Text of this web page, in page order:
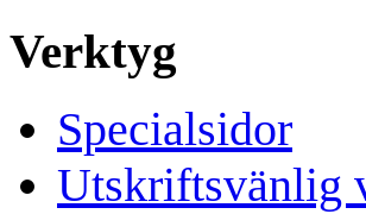
Verktyg
Specialsidor
Utskriftsvänlig